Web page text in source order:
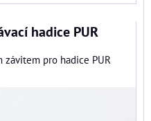
hadice PUR
pro hadice PUR